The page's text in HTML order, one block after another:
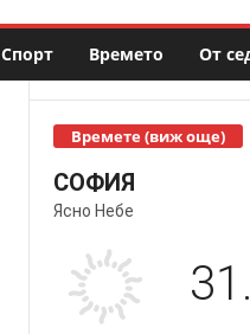
Спорт Времето От
Времете (виж още)
СОФИЯ
Ясно Небе